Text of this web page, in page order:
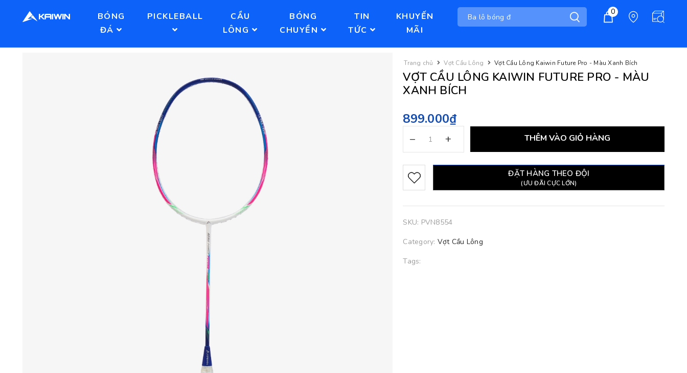
BÓNG
ĐÁ
PICKLEBALL
CẦU
LÔNG
BÓNG
CHUYỀN
TIN
TỨC
KHUYẾN
MÃI
0
Trang chủ Vợt Cầu Lông Vợt Cầu Lông Kaiwin Future Pro - Màu Xanh Bích
VỢT CẦU LÔNG KAIWIN FUTURE PRO - MÀU
XANH BÍCH
899.000₫
– + THÊM VÀO GIỎ HÀNG
ĐẶT HÀNG THEO ĐỘI
(ƯU ĐÃI CỰC LỚN)
SKU: PVN8554
Category: Vợt Cầu Lông
Tags: